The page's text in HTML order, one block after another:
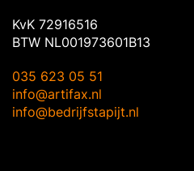
KvK 72916516
BTW NL001973601B13
035 623 05 51
info@artifax.nl
info@bedrijfstapijt.nl